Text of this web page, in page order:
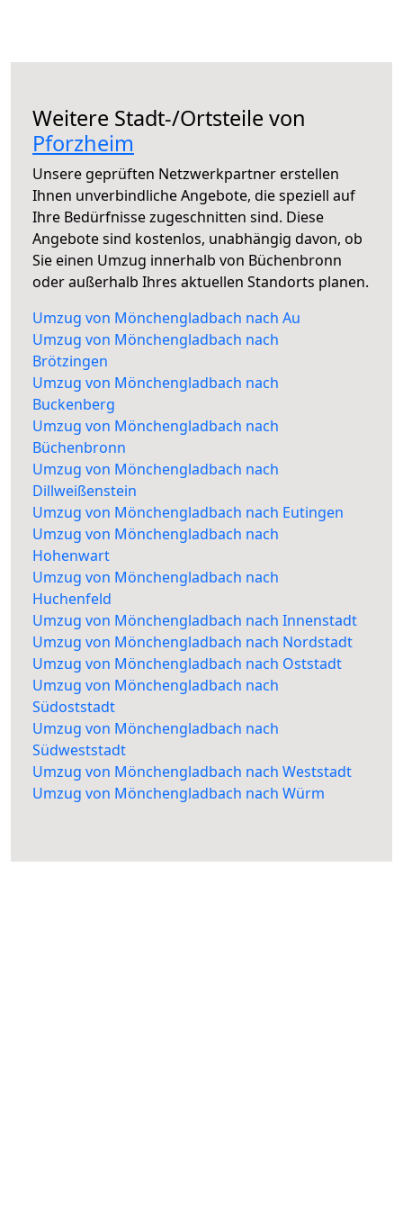
Weitere Stadt-/Ortsteile von
Pforzheim
Unsere geprüften Netzwerkpartner erstellen
Ihnen unverbindliche Angebote, die speziell auf
Ihre Bedürfnisse zugeschnitten sind. Diese
Angebote sind kostenlos, unabhängig davon, ob
Sie einen Umzug innerhalb von Büchenbronn
oder außerhalb Ihres aktuellen Standorts planen.
Umzug von Mönchengladbach nach Au
Umzug von Mönchengladbach nach
Brötzingen
Umzug von Mönchengladbach nach
Buckenberg
Umzug von Mönchengladbach nach
Büchenbronn
Umzug von Mönchengladbach nach
Dillweißenstein
Umzug von Mönchengladbach nach Eutingen
Umzug von Mönchengladbach nach
Hohenwart
Umzug von Mönchengladbach nach
Huchenfeld
Umzug von Mönchengladbach nach Innenstadt
Umzug von Mönchengladbach nach Nordstadt
Umzug von Mönchengladbach nach Oststadt
Umzug von Mönchengladbach nach
Südoststadt
Umzug von Mönchengladbach nach
Südweststadt
Umzug von Mönchengladbach nach Weststadt
Umzug von Mönchengladbach nach Würm